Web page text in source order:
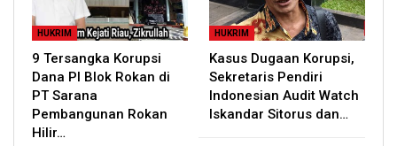
HUKRIM
9 Tersangka Korupsi
Dana PI Blok Rokan di
PT Sarana
Pembangunan Rokan
Hilir…
HUKRIM
Kasus Dugaan Korupsi,
Sekretaris Pendiri
Indonesian Audit Watch
Iskandar Sitorus dan…